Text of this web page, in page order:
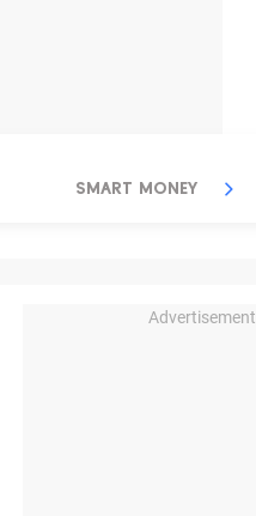
SMART MONEY
Advertisement